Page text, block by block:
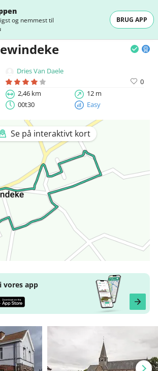
og nemmest til
BRUG APP
Dries Van Daele
0
2,46 km
12 m
00t30
Easy
Se på interaktivt kort
vores app